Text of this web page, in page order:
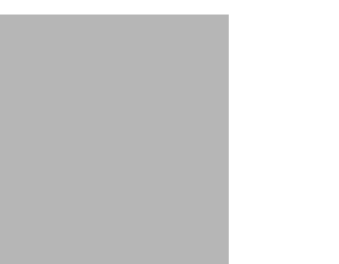
導措施，申請新住民發